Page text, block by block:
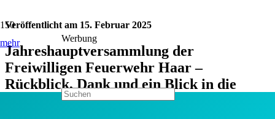
mehr Werbung
Veröffentlicht am 15. Februar 2025
Jahreshauptversammlung der
Freiwilligen Feuerwehr Haar –
Rückblick, Dank und ein Blick in die